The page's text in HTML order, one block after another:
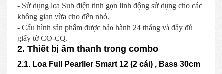
- Sử dụng loa Sub điện tinh gọn linh động sử dụng cho các
không gian vừa cho đến nhỏ.
- Cấu hình sản phẩm được bảo hành 24 tháng và đầy đủ
giấy tờ CO-CQ.
2. Thiết bị âm thanh trong combo
2.1. Loa Full Pearller Smart 12 (2 cái) , Bass 30cm